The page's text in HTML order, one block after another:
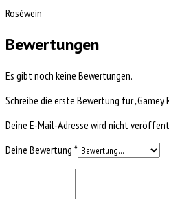
Roséwein
Bewertungen
Es gibt noch keine Bewertungen.
Schreibe die erste Bewertung für „Gamey
Deine E-Mail-Adresse wird nicht
Deine Bewertung *